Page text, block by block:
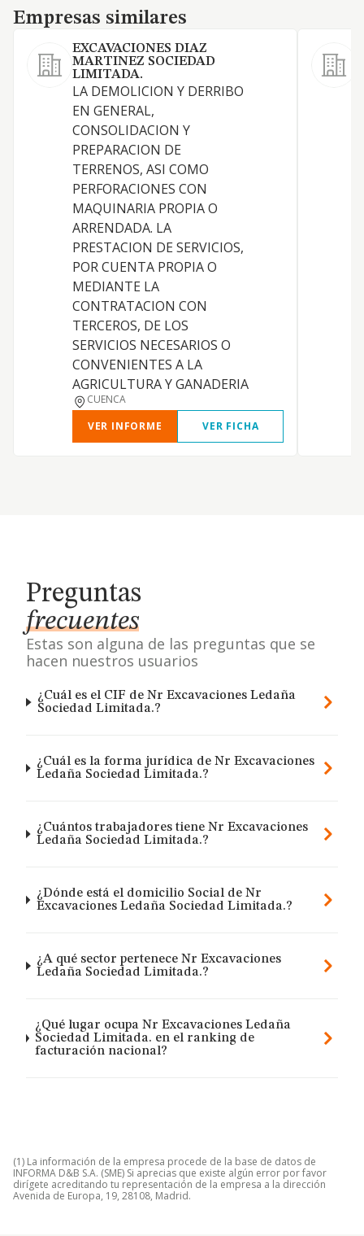
Empresas similares
Empresas similares
EXCAVACIONES DIAZ
MARTINEZ SOCIEDAD
LIMITADA.
LA DEMOLICION Y DERRIBO
EN GENERAL,
CONSOLIDACION Y
PREPARACION DE
TERRENOS, ASI COMO
PERFORACIONES CON
MAQUINARIA PROPIA O
ARRENDADA. LA
PRESTACION DE SERVICIOS,
POR CUENTA PROPIA O
MEDIANTE LA
CONTRATACION CON
TERCEROS, DE LOS
SERVICIOS NECESARIOS O
CONVENIENTES A LA
AGRICULTURA Y GANADERIA
CUENCA
VER INFORME
VER FICHA
Preguntas
frecuentes
Estas son alguna de las preguntas que se
hacen nuestros usuarios
¿Cuál es el CIF de Nr Excavaciones Ledaña
Sociedad Limitada.?
¿Cuál es la forma jurídica de Nr Excavaciones
Ledaña Sociedad Limitada.?
¿Cuántos trabajadores tiene Nr Excavaciones
Ledaña Sociedad Limitada.?
¿Dónde está el domicilio Social de Nr
Excavaciones Ledaña Sociedad Limitada.?
¿A qué sector pertenece Nr Excavaciones
Ledaña Sociedad Limitada.?
¿Qué lugar ocupa Nr Excavaciones Ledaña
Sociedad Limitada. en el ranking de
facturación nacional?
(1) La información de la empresa procede de la base de datos de
INFORMA D&B S.A. (SME) Si aprecias que existe algún error por favor
dirígete acreditando tu representación de la empresa a la dirección
Avenida de Europa, 19, 28108, Madrid.